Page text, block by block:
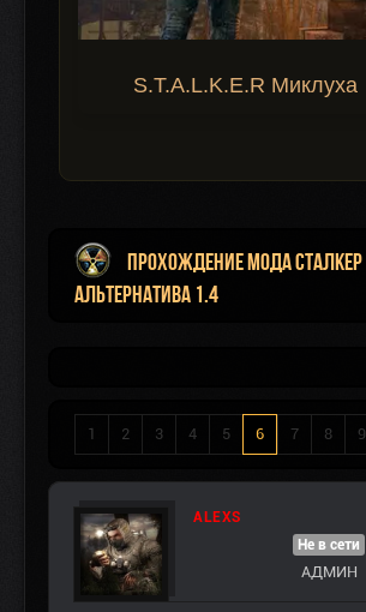
S.T.A.L.K.E.R Миклуха
Прохождение мода Сталкер
Альтернатива 1.4
1 2 3 4 5 6 7 8 9
ALEXS
Не в сети
АДМИН